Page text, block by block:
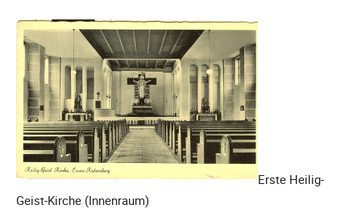
Erste Heilig-
Geist-Kirche (Innenraum)